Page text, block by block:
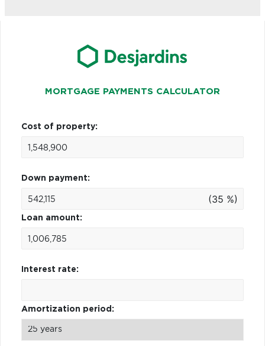
MORTGAGE PAYMENTS CALCULATOR
Cost of property:
Down payment:
(35 %)
Loan amount:
Interest rate:
Amortization period: